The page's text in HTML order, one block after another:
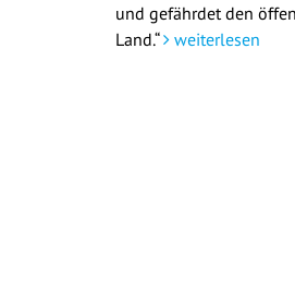
und gefährdet den
Land.“ weiterlesen